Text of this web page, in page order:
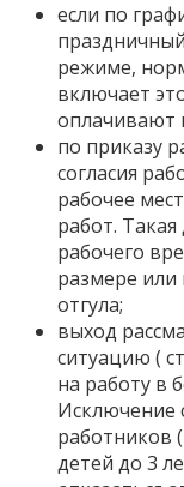
если по
режиме,
включает
оплачивают
по приказу
согласия
рабочее
работ.
рабочего
размере
отгула;
выход
ситуацию (
на работу в
Исключение
детей до 3